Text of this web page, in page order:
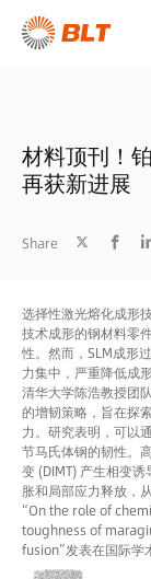
材料顶刊！
再获新进展
Share
选择性激光熔化成形
技术成形的钢材料零
性。然而，SLM成形
力集中，严重降低成
清华大学陈浩教授团
的增韧策略，旨在探
力。研究表明，可以
节马氏体钢的韧性。
变 (DIMT) 产生相变诱
胀和局部应力释放，
“On the role of
toughness of
fusion”发表在国际学